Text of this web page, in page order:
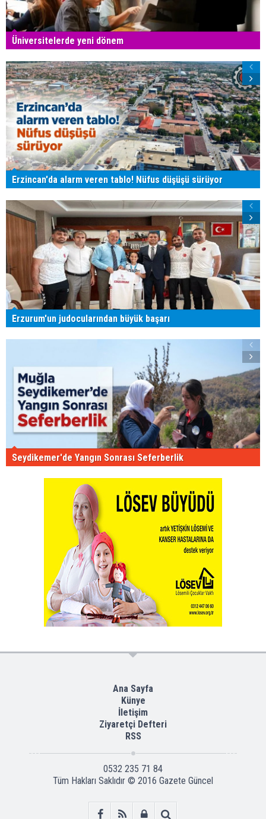
Üniversitelerde yeni dönem
Erzincan'da alarm veren tablo! Nüfus düşüşü sürüyor
Erzurum'un judocularından büyük başarı
Seydikemer'de Yangın Sonrası Seferberlik
Ana Sayfa
Künye
İletişim
Ziyaretçi Defteri
RSS
0532 235 71 84
Tüm Hakları Saklıdır © 2016 Gazete Güncel